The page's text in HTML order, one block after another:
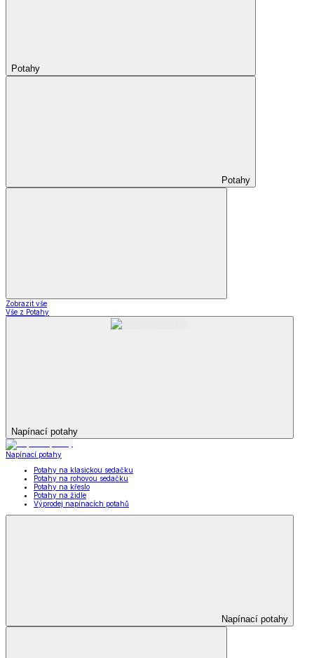
Potahy
Potahy
Zobrazit vše
Vše z Potahy
Napínací potahy
Napínací potahy
Potahy na klasickou sedačku
Potahy na rohovou sedačku
Potahy na křeslo
Potahy na židle
Výprodej napínacích potahů
Napínací potahy